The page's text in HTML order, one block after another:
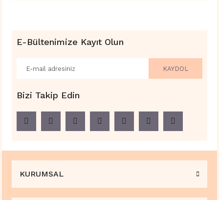
E-Bültenimize Kayıt Olun
KAYDOL
Bizi Takip Edin
KURUMSAL